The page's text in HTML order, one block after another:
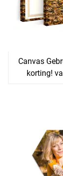
Canvas
korting!